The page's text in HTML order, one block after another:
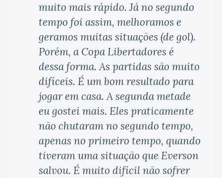
muito mais rápido. Já no segundo
tempo foi assim, melhoramos e
geramos muitas situações (de gol).
Porém, a Copa Libertadores é
dessa forma. As partidas são muito
difíceis. É um bom resultado para
jogar em casa. A segunda metade
eu gostei mais. Eles praticamente
não chutaram no segundo tempo,
apenas no primeiro tempo, quando
tiveram uma situação que Everson
salvou. É muito difícil não sofrer